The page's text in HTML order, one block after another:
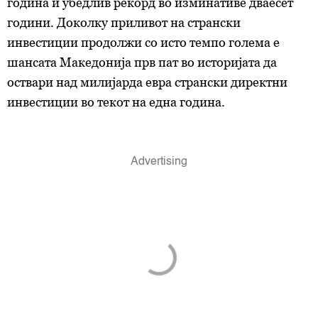
години. Доколку приливот на странски
инвестиции продолжи со исто темпо голема е
шансата Македонија прв пат во историјата да
оствари над милијарда евра странски директни
инвестиции во текот на една година.